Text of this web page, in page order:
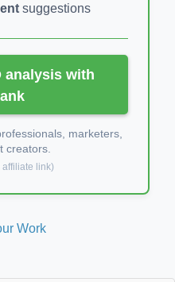
suggestions
analysis with
marketers,
creators.
affiliate link)
Work